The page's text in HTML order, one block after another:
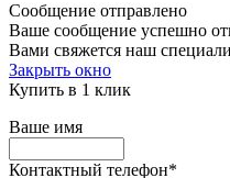
Сообщение отправлено
Ваше сообщение успешно
Вами свяжется наш
Закрыть окно
Купить в 1 клик
Ваше имя
Контактный телефон*